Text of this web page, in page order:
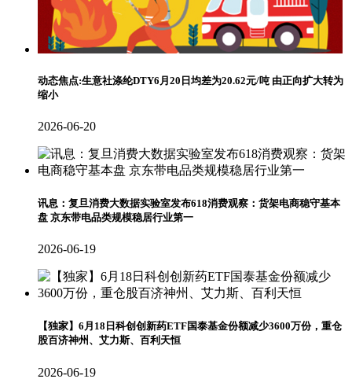
动态焦点:生意社涤纶DTY6月20日均差为20.62元/吨 由正向扩大转为
缩小
2026-06-20
讯息：复旦消费大数据实验室发布618消费观察：货架电商稳守基本
盘 京东带电品类规模稳居行业第一
2026-06-19
【独家】6月18日科创创新药ETF国泰基金份额减少3600万份，重仓
股百济神州、艾力斯、百利天恒
2026-06-19